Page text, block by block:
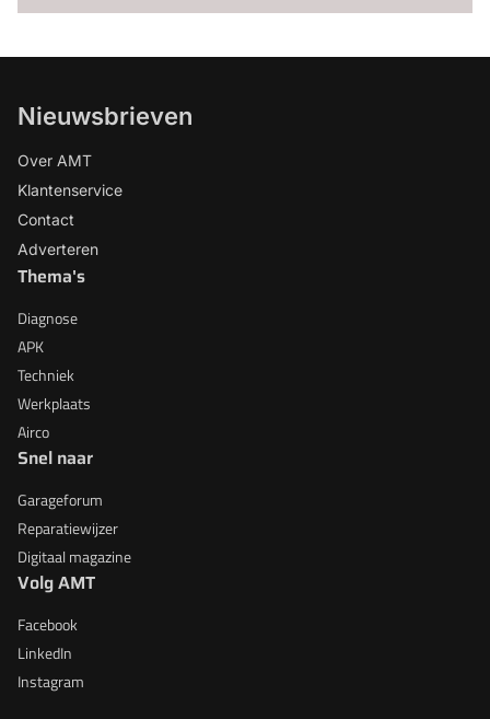
Nieuwsbrieven
Over AMT
Klantenservice
Contact
Adverteren
Thema's
Diagnose
APK
Techniek
Werkplaats
Airco
Snel naar
Garageforum
Reparatiewijzer
Digitaal magazine
Volg AMT
Facebook
LinkedIn
Instagram